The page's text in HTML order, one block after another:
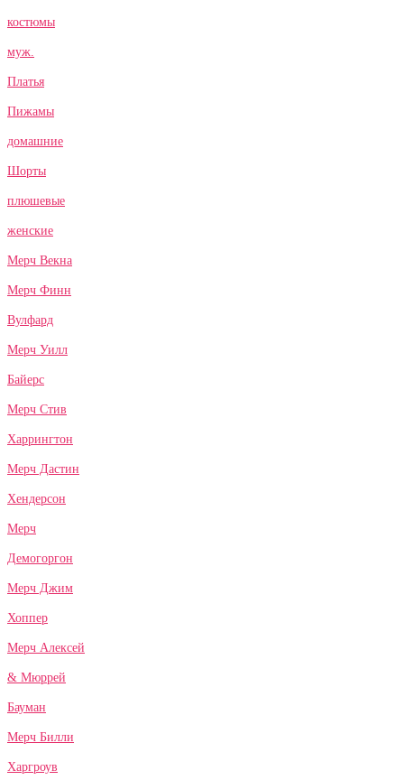
костюмы
муж.
Платья
Пижамы
домашние
Шорты
плюшевые
женские
Мерч Векна
Мерч Финн
Вулфард
Мерч Уилл
Байерс
Мерч Стив
Харрингтон
Мерч Дастин
Хендерсон
Мерч
Демогоргон
Мерч Джим
Хоппер
Мерч Алексей
& Мюррей
Бауман
Мерч Билли
Харгроув